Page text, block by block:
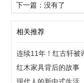
下一篇：没有了
相关推荐
连续11年！红古轩被
红木家具十大品牌”！
红木家具背后的故事